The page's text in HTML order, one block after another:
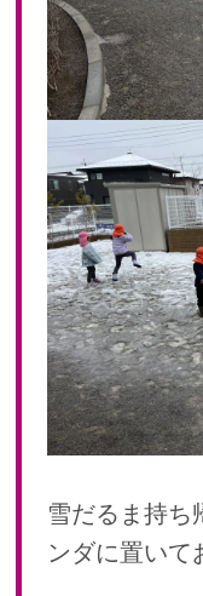
雪だるま持ち
ンダに置いて